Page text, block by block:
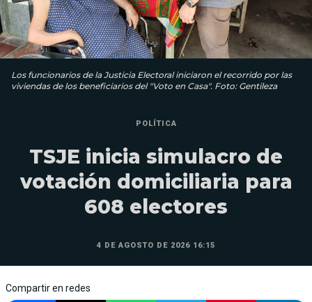
Los funcionarios de la Justicia Electoral iniciaron el recorrido por las
viviendas de los beneficiarios del "Voto en Casa". Foto: Gentileza
POLÍTICA
TSJE inicia simulacro de
votación domiciliaria para
608 electores
4 DE AGOSTO DE 2026 16:15
Compartir en redes